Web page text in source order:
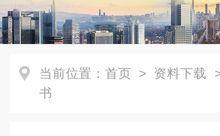
当前位置： 首页 > 资料下载
书